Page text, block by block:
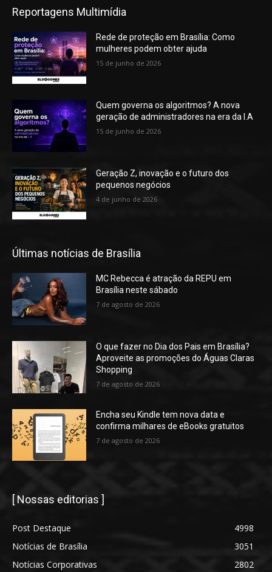
Reportagens Multimídia
Rede de proteção em Brasília: Como
mulheres podem obter ajuda
15 de junho de 2026
Quem governa os algoritmos? A nova
geração de administradores na era da I.A
15 de junho de 2026
Geração Z, inovação e o futuro dos
pequenos negócios
4 de junho de 2026
Últimas notícias de Brasília
MC Rebecca é atração da REPU em
Brasília neste sábado
7 de agosto de 2026
O que fazer no Dia dos Pais em Brasília?
Aproveite as promoções do Águas Claras
Shopping
7 de agosto de 2026
Encha seu Kindle tem nova data e
confirma milhares de eBooks gratuitos
7 de agosto de 2026
[ Nossas editorias ]
Post Destaque
4998
Notícias de Brasília
3051
Notícias Corporativas
2802